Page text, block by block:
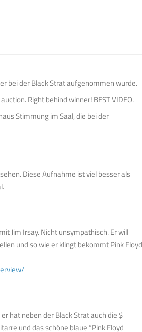
bei der Black Strat aufgenommen wurde.
Right behind winner! BEST VIDEO.
Stimmung im Saal, die bei der
Diese Aufnahme ist viel besser als
Jim Irsay. Nicht unsympathisch. Er will
und so wie er klingt bekommt Pink Floyd
hat neben der Black Strat auch die $
und das schöne blaue “Pink Floyd